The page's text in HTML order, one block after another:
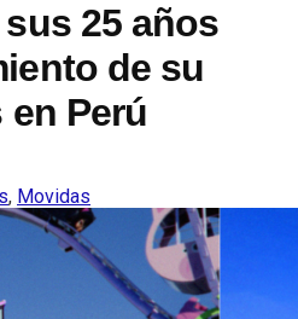
25 años
de su
en Perú
, Movidas